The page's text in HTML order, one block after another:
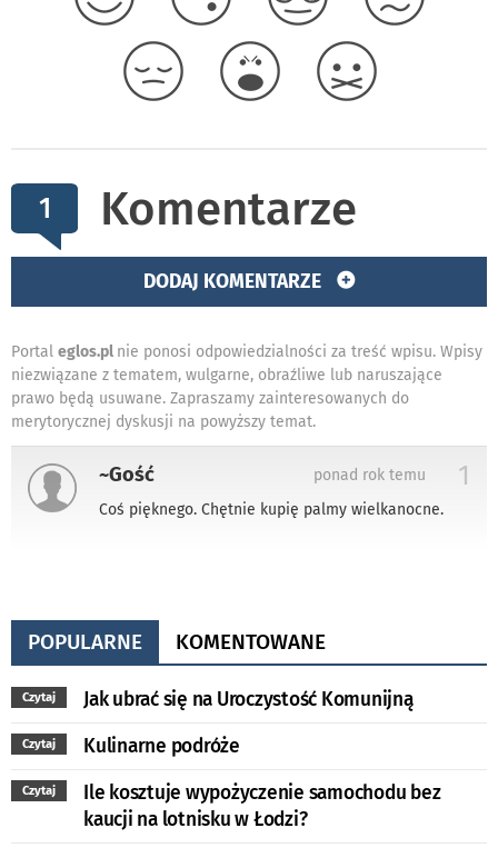
1 Komentarze
DODAJ KOMENTARZE
Portal eglos.pl nie ponosi odpowiedzialności za treść wpisu. Wpisy
niezwiązane z tematem, wulgarne, obraźliwe lub naruszające
prawo będą usuwane. Zapraszamy zainteresowanych do
merytorycznej dyskusji na powyższy temat.
~Gość 1
ponad rok temu
Coś pięknego. Chętnie kupię palmy wielkanocne.
POPULARNE KOMENTOWANE
Czytaj Jak ubrać się na Uroczystość Komunijną
Czytaj Kulinarne podróże
Czytaj
Ile kosztuje wypożyczenie samochodu bez
kaucji na lotnisku w Łodzi?